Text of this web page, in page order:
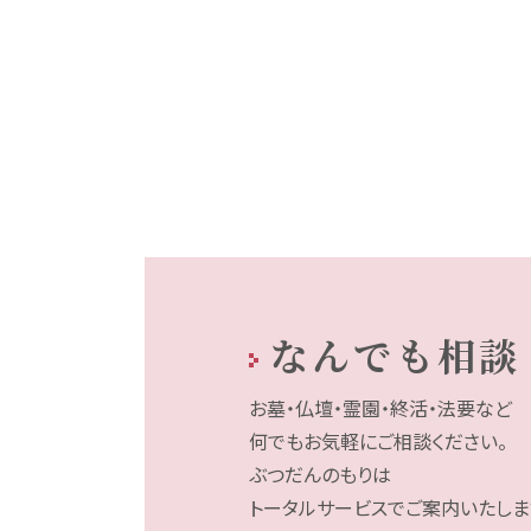
なんでも相談
お墓・仏壇・霊園・終活・法要など
何でもお気軽にご相談ください。
ぶつだんのもりは
トータルサービスでご案内いたしま